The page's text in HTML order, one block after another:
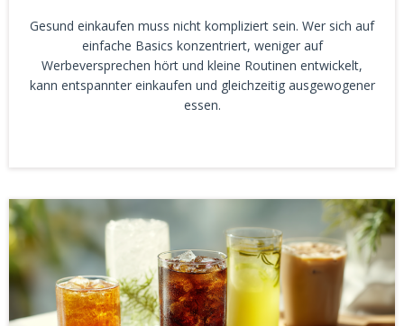
Gesund einkaufen muss nicht kompliziert sein. Wer sich auf
einfache Basics konzentriert, weniger auf
Werbeversprechen hört und kleine Routinen entwickelt,
kann entspannter einkaufen und gleichzeitig ausgewogener
essen.